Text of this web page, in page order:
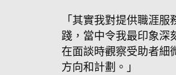
「其實我對提供職涯
踐，當中令我最印象深
在面談時觀察受助者細
方向和計劃。」